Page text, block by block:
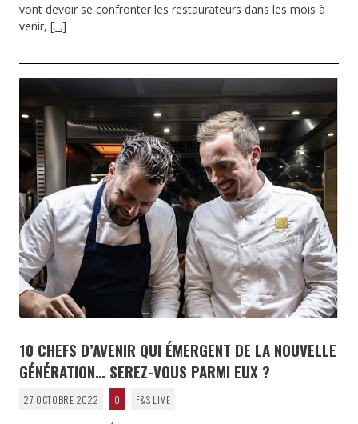
vont devoir se confronter les restaurateurs dans les mois à
venir, […]
10 CHEFS D’AVENIR QUI ÉMERGENT DE LA NOUVELLE
GÉNÉRATION… SEREZ-VOUS PARMI EUX ?
27 OCTOBRE 2022 0 F&S LIVE